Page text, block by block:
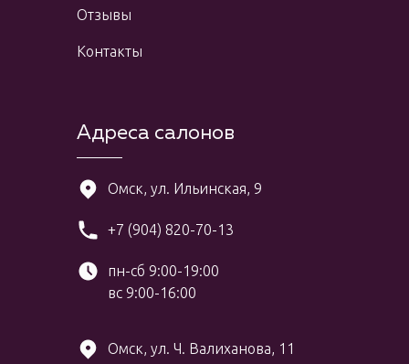
Адреса салонов
+7 (904) 820-70-13
пн-сб 9:00-19:00
вс 9:00-16:00
Омск, ул. Ильинская, 9
Омск, ул. Ч. Валиханова, 11
Отзывы
Контакты